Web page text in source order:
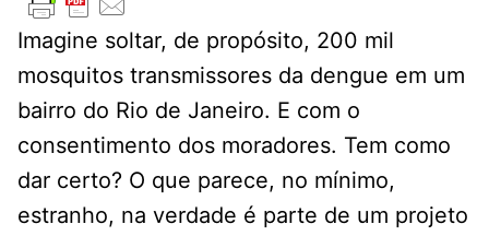
Imagine soltar, de propósito, 200 mil
mosquitos transmissores da dengue em um
bairro do Rio de Janeiro. E com o
consentimento dos moradores. Tem como
dar certo? O que parece, no mínimo,
estranho, na verdade é parte de um projeto